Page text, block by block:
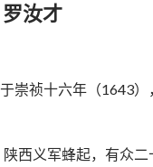
罗汝才
崇祯十六年（1643）
西义军蜂起，有众二